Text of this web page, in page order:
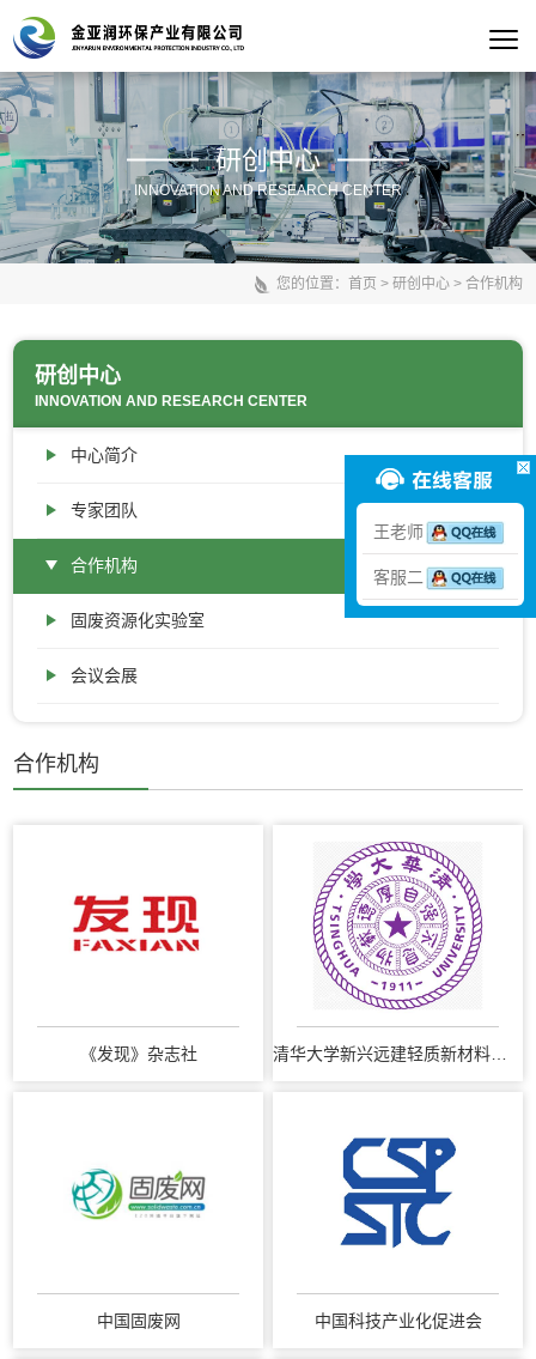
研创中心
INNOVATION AND RESEARCH CENTER
您的位置： 首页 > 研创中心> 合作机构
研创中心
INNOVATION AND RESEARCH CENTER
中心简介
专家团队
合作机构
固废资源化实验室
会议会展
合作机构
《发现》杂志社
中国固废网 中国科技产业化促进会
王老师
客服二